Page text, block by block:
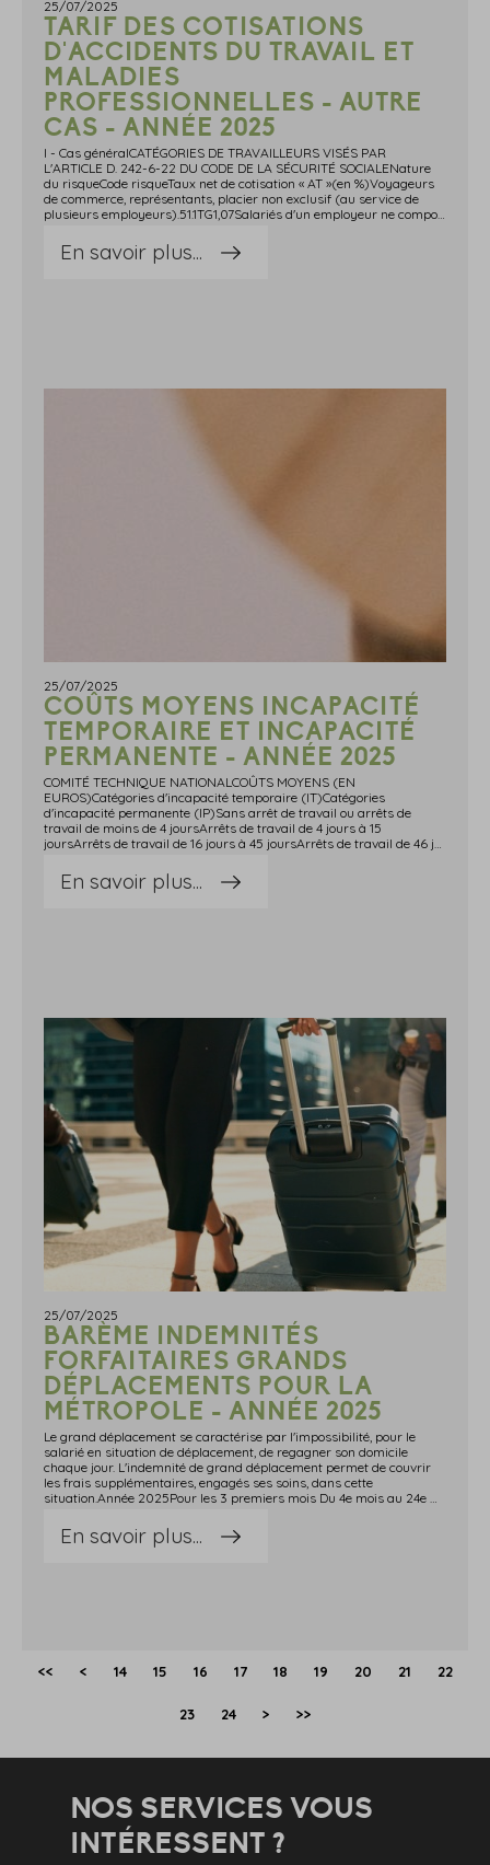
25/07/2025
TARIF DES COTISATIONS
D'ACCIDENTS DU TRAVAIL ET
MALADIES
PROFESSIONNELLES - AUTRE
CAS - ANNÉE 2025
I - Cas généralCATÉGORIES DE TRAVAILLEURS VISÉS PAR
L'ARTICLE D. 242-6-22 DU CODE DE LA SÉCURITÉ SOCIALENature
du risqueCode risqueTaux net de cotisation « AT »(en %)Voyageurs
de commerce, représentants, placier non exclusif (au service de
plusieurs employeurs).51.1TG1,07Salariés d'un employeur ne comportant pas d'établissement en France, visé à l' article L. 243-1-2 du code de la sécurité sociale.51.1TH0,76Vendeurs colporteurs de presse, porteurs de presse visés à l' article L. 311-3 (18°) du code de la sécurité sociale.52.4RB1,90Vendeurs à domicile visés à l' article L. 311-3 (20°) du code de la sécurité sociale.52.6GA1,98Accueil à domicile, à titre onéreux, d'enfants pour le compte de particuliers et de personnes âgées ou d'adultes handicapés sur leur propre demande ou pour le compte de particuliers.85.3CA0,84Toute personne occupée exclusivement au service de particuliers : employés de maison (femme de ménage, lingère, couturière, blanchisseuse à la journée, chauffeur de maître).95.0ZA2,18Toute personne effectuant des travaux de courte durée pour le compte de particuliers : travaux de bureaux ou assimilables.95.0ZC0,70Toute personne effectuant des travaux de courte durée pour le compte de particuliers : travaux industriels (relevant généralement de professions du bâtiment).95.0ZD7,31 CATÉGORIES DE PERSONNELS VISÉS À L'ARTICLE 1 (III) DE L'ARRÊTÉ DU 17 OCTOBRE 1995 RELATIF À LA TARIFICATION DES RISQUES D'ACCIDENTS DU TRAVAIL ET DE MALADIES PROFESSIONNELLESNature du risqueCode risqueTaux net de cotisation « AT »(en %)Salariés occupant des fonctions supports de nature administrative dans des entreprises relevant de branches professionnelles autres que celle du BTP.00.00B0,70II - Cas des travailleurs des départements du Haut-Rhin, du Bas-Rhin et de la MoselleCATÉGORIES DE TRAVAILLEURS VISÉS PAR L'ARRÊTÉ PRÉVU À L'ARTICLE D. 242-6-22 DU CODE DE LA SÉCURITÉ SOCIALE et à l'article 1 (III) DE L'ARRÊTÉ DU 17 OCTOBRE 1995 RELATIF À LA TARIFICATION DES RISQUES D'ACCIDENTS DU TRAVAIL ET DE MALADIES PROFESSIONNELLESNature du risqueCode risqueTaux net de cotisation « AT »(en %)Groupe 1Salariés occupant des fonctions supports de nature administrative dans des entreprises relevant de branches professionnelles autres que celles du bâtiment et des travaux publics (personnel des sièges sociaux et bureaux en application de l'article 4 de l'arrêté du 15 février 2017.00.00B0,71Groupe 2Toute personne effectuant des travaux de courte durée pour le compte de particuliers : travaux industriels (relevant généralement de professions du bâtiment).95.0ZD8,93Groupe 3Voyageurs de commerce, représentants, placier non exclusif (au service de plusieurs employeurs).51.1TGTaux net national Groupe 4Salariés d'un employeur ne comportant pas d'établissement en France, visé à l' article L. 243-1-2 du code de la sécurité sociale.51.1THTaux net national Groupe 5Vendeurs colporteurs de presse, porteurs de presse visés à l' article L. 311-3 (18°) du code de la sécurité sociale.52.4RBTaux net national Groupe 6Vendeurs à domicile visés à l' article L. 311-3 (20°) du code de la sécurité sociale.52.6GATaux net national Groupe 7Accueil à domicile, à titre onéreux, d'enfants pour le compte de particuliers et de personnes âgées ou d'adultes handicapés sur leur propre demande ou pour le compte de particuliers.85.3CATaux net national Groupe 8Toute personne occupée exclusivement au service de particuliers : employés de maison (femme de ménage, lingère, couturière, blanchisseuse à la journée, chauffeur de maître).95.0ZATaux net national Groupe 9Toute personne effectuant des travaux de courte durée pour le compte de particuliers : travaux de bureaux ou assimilables.95.0ZCTaux net national Source : Arrêté du 29 avril 2025 relatif à la tarification des risques d'accidents du travail et de maladies professionnelles pour l'année 2025
En savoir plus...
25/07/2025
COÛTS MOYENS INCAPACITÉ
TEMPORAIRE ET INCAPACITÉ
PERMANENTE - ANNÉE 2025
COMITÉ TECHNIQUE NATIONALCOÛTS MOYENS (EN
EUROS)Catégories d'incapacité temporaire (IT)Catégories
d'incapacité permanente (IP)Sans arrêt de travail ou arrêts de
travail de moins de 4 joursArrêts de travail de 4 jours à 15
joursArrêts de travail de 16 jours à 45 joursArrêts de travail de 46 jours à 90 joursArrêts de travail de 91 jours à 150 joursArrêts de travail de plus de 150 joursIP de moins de 10 %IP de 10 % à 19 %IP de 20 % à 39 %IP de 40 % et plus ou décès de la victimeIndustries de la métallurgie CTN A2975281 8054 9179 294411322 26867 954135 675673 299Industries du bâtiment et des travaux publics CTN B (hors départements du Haut-Rhin, du Bas-Rhin et de la Moselle)318501 1 6624 4698 65540 3302 341157 204 (Gros œuvre) (1)167 690 (Second œuvre) (2) 175 860 (Fonctions support) (3)Industries du bâtiment et des travaux publics CTN B (pour les départements du Haut-Rhin, du Bas-Rhin et de la Moselle)64 763123 254544 786Industries des transports, de l'eau, du gaz, de l'électricité, du livre et de la communication CTN C2385531 7734 6648 78636 6062 28265 871127 944564 554Services, commerces et industries de l'alimentation CTN D3124451 4403 9197 35233 0012 28156 825110 046477 408Industries de la chimie, du caoutchouc et de la plasturgie CTN E3795541 8355 0009 28241 2622 30067 899136 228727 769Industries du bois, de l'ameublement, du papier-carton, du textile, de vêtement, des cuirs et des peaux et des pierres à feu CTN F3685141 6924 3928 46337 3442 31662 785121 510628 717Commerces non alimentaires CTN G2404871 5854 2827 92535 5732 27062 455127 000581 230Activités de services 1 CTN H1764161 3473 8677 33837 6172 19564 186138 075583 126Activités de services 2 CTN I1693841 2903 5316 66130 4352 25153 441106 331450 658(1) Les activités de gros œuvre mentionnées à l'article D. 242-6-6 du Code de la Sécurité sociale sont identifiées sous les codes risque suivants : 45.1AA, 45.2BE, 45.2CD, 45.2ED, 45.2PB.(2) Les activités de second œuvre mentionnées à l'article D. 242-6-6 du Code de la Sécurité sociale sont identifiées sous les codes risque suivants : 45.2JD, 45.3AF, 45.4CE, 45.4LE, 45.5ZB, 74.2CE.(3) Les activités de fonction support mentionnées à l'article D. 242-6-6 du Code de la Sécurité sociale sont identifiées sous le code risque suivant : 00.00A Source : Arrêté du 29 avril 2025 relatif à la tarification des risques d'accidents du travail et de maladies professionnelles pour l'année 2025
En savoir plus...
25/07/2025
BARÈME INDEMNITÉS
FORFAITAIRES GRANDS
DÉPLACEMENTS POUR LA
MÉTROPOLE - ANNÉE 2025
Le grand déplacement se caractérise par l'impossibilité, pour le
salarié en situation de déplacement, de regagner son domicile
chaque jour. L'indemnité de grand déplacement permet de couvrir
les frais supplémentaires, engagés ses soins, dans cette
situation.Année 2025Pour les 3 premiers mois Du 4e mois au 24e moisDu 25e mois au 72e moisRepas 21,10 €17,90 €14,80 €Nuitée et petit-déjeuner en région parisienne (départements 75, 92, 93, 94) 75,60 € undefined jour64,30 € undefined jour52,90 € undefined jourNuitée et petit-déjeuner dans les autres départements de la Métropole 56,10 € undefined jour 47,70€ undefined jour39,30 € undefined jour Source : www.urssaf.frArticle 5 de l'arrêté du 20 décembre 2002 relatif aux frais professionnels déductibles pour le calcul des cotisations de sécurité socialeArrêté du 24 octobre 2022 fixant la valeur du coefficient prévu au II de l'article 1er de la loi n° 2022-1157 du 16 août 2022 de finances rectificative pour 2022 et modifiant l'arrêté du 20 décembre 2002 relatif aux frais professionnels déductibles pour le calcul des cotisations de sécurité sociale
En savoir plus...
<< < 14 15 16 17 18 19 20 21 22
23 24 > >>
NOS SERVICES VOUS
INTÉRESSENT ?